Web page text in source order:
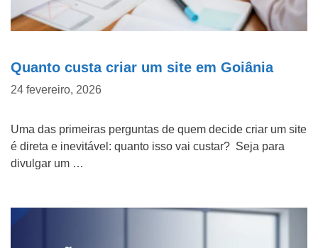
Quanto custa criar um site em Goiânia
24 fevereiro, 2026
Uma das primeiras perguntas de quem decide criar um site
é direta e inevitável: quanto isso vai custar? Seja para
divulgar um …
n
o
d
n
ó
?
Marketing Digital
D
e
t
l